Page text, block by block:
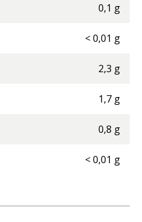
0,1 g
<0,01 g
2,3 g
1,7 g
0,8 g
<0,01 g